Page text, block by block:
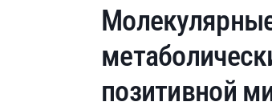
позитивной